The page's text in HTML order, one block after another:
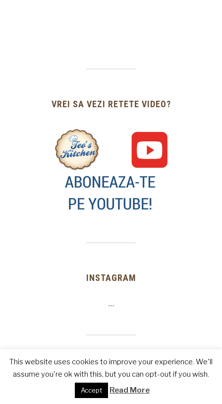
VREI SA VEZI RETETE VIDEO?
INSTAGRAM
…
IMI DAI UN LIKE PE FACEBOOK?
This website uses cookies to improve your experience. We'll
assume you're ok with this, but you can opt-out if you wish.
Accept Read More